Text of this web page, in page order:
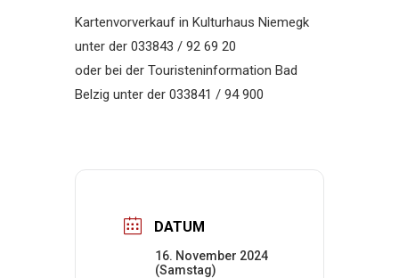
Kartenvorverkauf in Kulturhaus Niemegk
unter der 033843 / 92 69 20
oder bei der Touristeninformation Bad
Belzig unter der 033841 / 94 900
DATUM
16. November 2024
(Samstag)